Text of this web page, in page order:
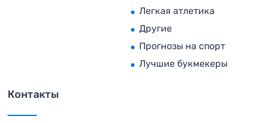
Легкая атлетика
Другие
Прогнозы на спорт
Лучшие букмекеры
Контакты